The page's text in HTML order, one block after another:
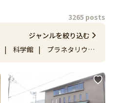
| 科学館 |
プラネタリウム
ジャンルを絞り込む
3265 posts